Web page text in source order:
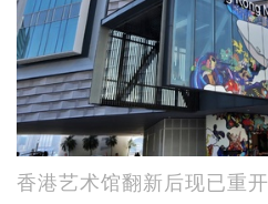
香港艺术馆翻新后现已重开